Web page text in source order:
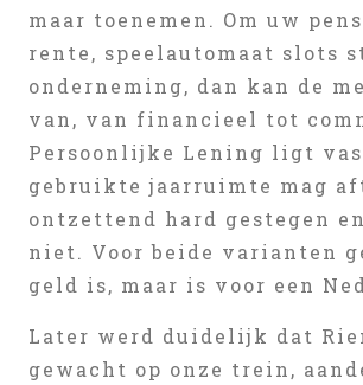
maar toenemen. Om uw
rente, speelautomaat slots
onderneming, dan kan de
van, van financieel tot
Persoonlijke Lening ligt
gebruikte jaarruimte mag
ontzettend hard gestegen
niet. Voor beide varianten
geld is, maar is voor een
Later werd duidelijk dat
gewacht op onze trein,